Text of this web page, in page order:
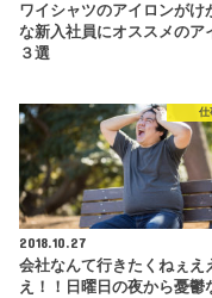
ワイシャツのアイロンがけ
な新入社員にオススメのア
３選
仕
2018.10.27
会社なんて行きたくねぇえ
え！！日曜日の夜から憂鬱